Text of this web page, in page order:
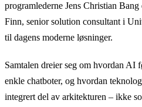
programlederne Jens Christian
Finn, senior solution consultant i
til dagens moderne løsninger.
Samtalen dreier seg om hvordan AI
enkle chatboter, og hvordan
integrert del av arkitekturen – ikke